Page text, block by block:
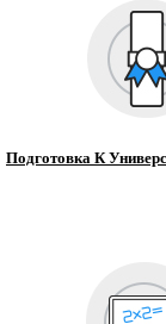
Подготовка К